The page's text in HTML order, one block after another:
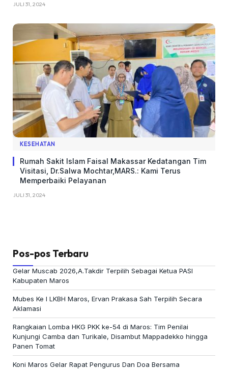
JULI 31, 2024
KESEHATAN
Rumah Sakit Islam Faisal Makassar Kedatangan Tim
Visitasi, Dr.Salwa Mochtar,MARS.: Kami Terus
Memperbaiki Pelayanan
JULI 31, 2024
Pos-pos Terbaru
Gelar Muscab 2026,A.Takdir Terpilih Sebagai Ketua PASI
Kabupaten Maros
Mubes Ke I LKBH Maros, Ervan Prakasa Sah Terpilih Secara
Aklamasi
Rangkaian Lomba HKG PKK ke-54 di Maros: Tim Penilai
Kunjungi Camba dan Turikale, Disambut Mappadekko hingga
Panen Tomat
Koni Maros Gelar Rapat Pengurus Dan Doa Bersama